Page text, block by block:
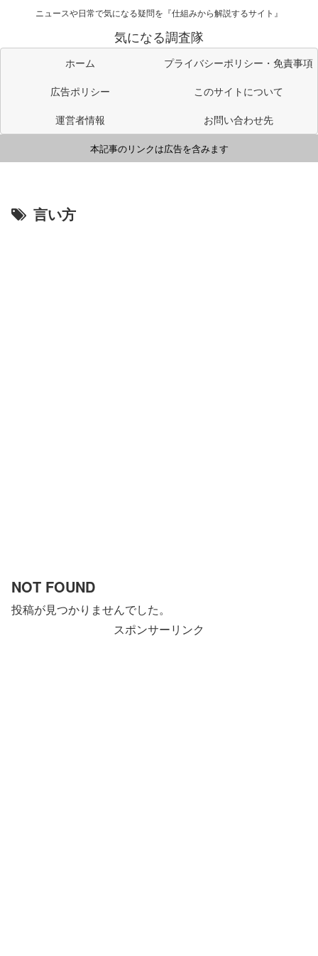
ニュースや日常で気になる疑問を『仕組みから解説するサイト』
気になる調査隊
ホーム
プライバシーポリシー・免責事項
広告ポリシー
このサイトについて
運営者情報
お問い合わせ先
本記事のリンクは広告を含みます
言い方
NOT FOUND
投稿が見つかりませんでした。
スポンサーリンク